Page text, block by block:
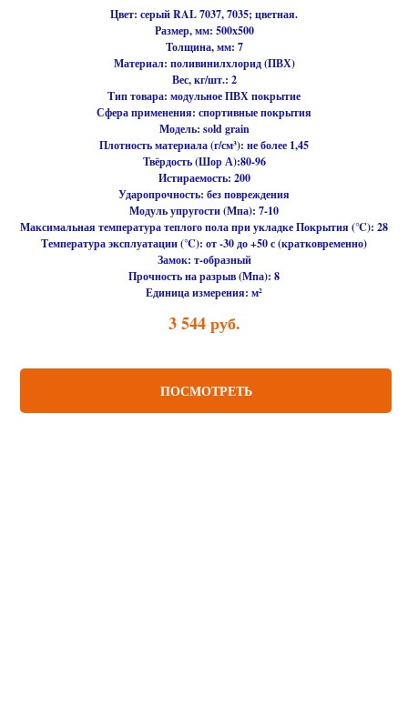
Цвет: серый RAL 7037, 7035; цветная.
Размер, мм: 500х500
Толщина, мм: 7
Материал: поливинилхлорид (ПВХ)
Вес, кг/шт.: 2
Тип товара: модульное ПВХ покрытие
Сфера применения: спортивные покрытия
Модель: sold grain
Плотность материала (г/см³): не более 1,45
Твёрдость (Шор А):80-96
Истираемость: 200
Ударопрочность: без повреждения
Модуль упругости (Мпа): 7-10
Максимальная температура теплого пола при укладке Покрытия (℃): 28
Температура эксплуатации (℃): от -30 до +50 с (кратковременно)
Замок: т-образный
Прочность на разрыв (Мпа): 8
Единица измерения: м²
3 544 руб.
ПОСМОТРЕТЬ